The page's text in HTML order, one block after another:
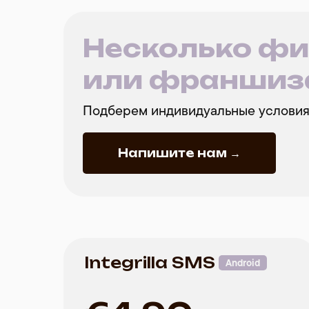
Подберем индивидуальные
Несколько
или
Напишите нам →
Integrilla SMS Android
Integrilla SMS Android
Integrilla SMS Android